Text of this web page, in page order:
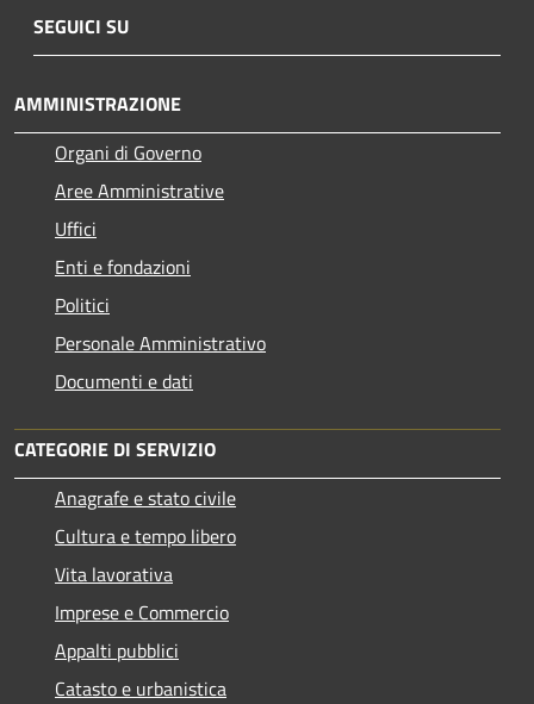
SEGUICI SU
AMMINISTRAZIONE
Organi di Governo
Aree Amministrative
Uffici
Enti e fondazioni
Politici
Personale Amministrativo
Documenti e dati
CATEGORIE DI SERVIZIO
Anagrafe e stato civile
Cultura e tempo libero
Vita lavorativa
Imprese e Commercio
Appalti pubblici
Catasto e urbanistica